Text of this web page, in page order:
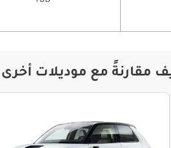
مقارنةً مع موديلات أخرى